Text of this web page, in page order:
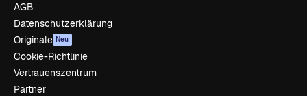
AGB
Datenschutzerklärung
Originale Neu
Cookie-Richtlinie
Vertrauenszentrum
Partner